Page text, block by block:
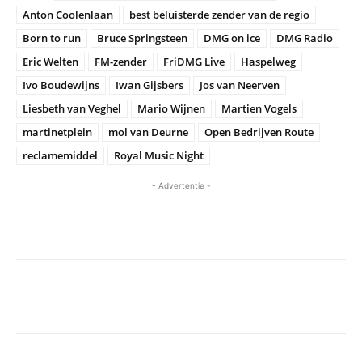
Anton Coolenlaan
best beluisterde zender van de regio
Born to run
Bruce Springsteen DMG on ice
DMG Radio
Eric Welten
FM-zender FriDMG Live
Haspelweg
Ivo Boudewijns
Iwan Gijsbers
Jos van Neerven
Liesbeth van Veghel
Mario Wijnen
Martien Vogels
martinetplein
mol van Deurne
Open Bedrijven Route
reclamemiddel
Royal Music Night
- Advertentie -